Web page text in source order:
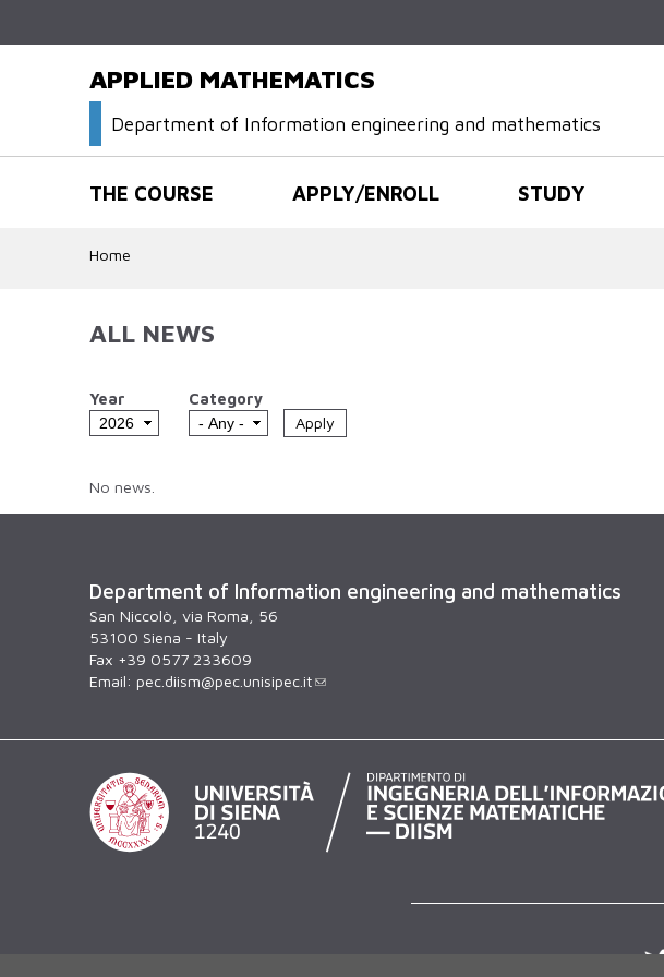
APPLIED MATHEMATICS
Department of Information engineering and mathematics
THE COURSE APPLY/ENROLL STUDY
Home
ALL NEWS
Year Category
No news.
Department of Information engineering and mathematics
San Niccolò, via Roma, 56
53100 Siena - Italy
Fax +39 0577 233609
Email: pec.diism@pec.unisipec.it